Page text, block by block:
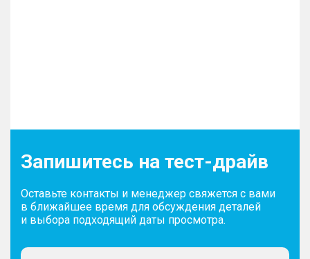
Запишитесь на тест-драйв
Оставьте контакты и менеджер свяжется с вами
в ближайшее время для обсуждения деталей
и выбора подходящий даты просмотра.